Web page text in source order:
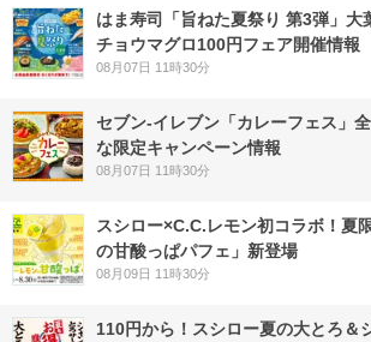
はま寿司「旨ねた夏祭り 第3弾」大
チョウマグロ100円フェア開催情報
08月07日 11時30分
セブン‐イレブン「カレーフェス」
な限定キャンペーン情報
08月07日 11時30分
スシロー×C.C.レモン初コラボ！夏
の甘酸っぱパフェ」新登場
08月09日 11時30分
110円から！スシロー夏の大とろ＆